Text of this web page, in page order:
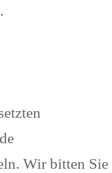
Wir bitten Sie